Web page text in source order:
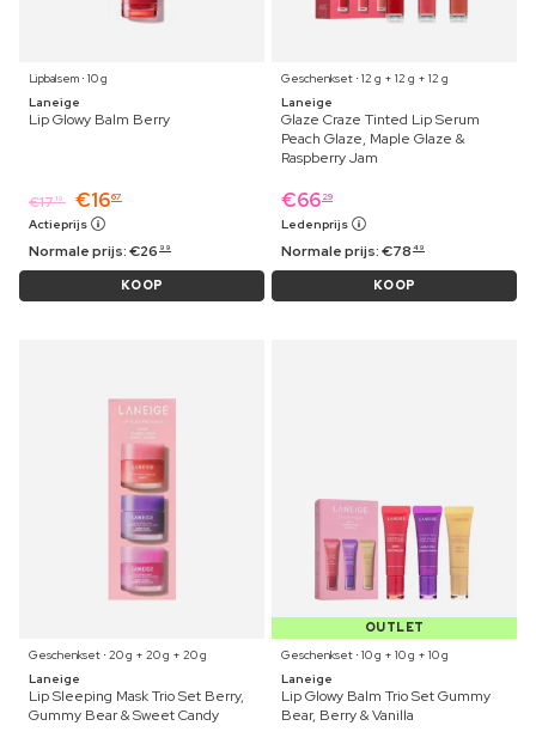
Lipbalsem ⋅ 10 g
Laneige
Lip Glowy Balm Berry
€1719 €1667
Actieprijs
Normale prijs:€26 99
KOOP
Geschenkset ⋅ 12 g + 12 g + 12 g
Laneige
Glaze Craze Tinted Lip Serum
Peach Glaze, Maple Glaze &
Raspberry Jam
€66 29
Ledenprijs
Normale prijs:€78 49
KOOP
Geschenkset ⋅ 20 g + 20 g + 20 g
Laneige
Lip Sleeping Mask Trio Set Berry,
Gummy Bear & Sweet Candy
OUTLET
Geschenkset ⋅ 10 g + 10 g + 10 g
Laneige
Lip Glowy Balm Trio Set Gummy
Bear, Berry & Vanilla